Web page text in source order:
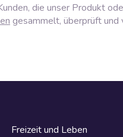
die unser Produkt
gesammelt, überprüft und
Freizeit und Leben